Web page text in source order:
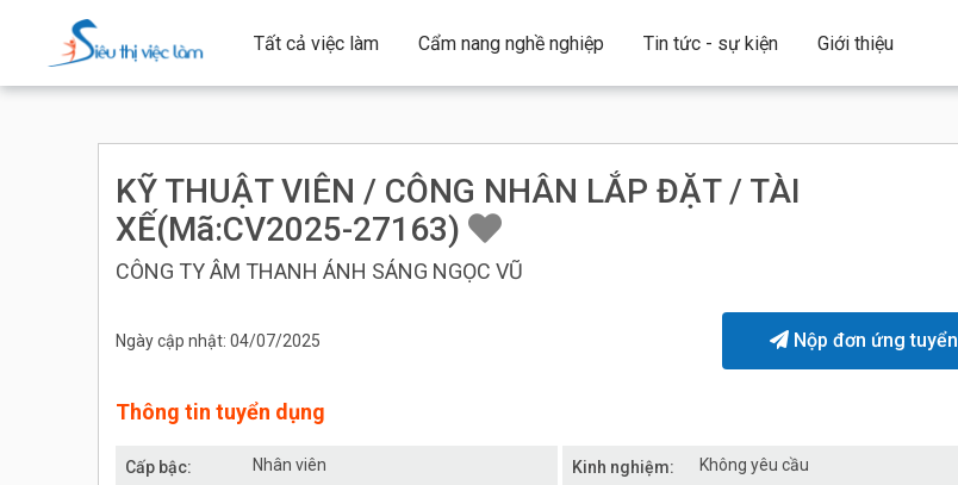
Tất cả việc làm Cẩm nang nghề nghiệp Tin tức - sự kiện Giới thiệu
KỸ THUẬT VIÊN / CÔNG NHÂN LẮP ĐẶT / TÀI
XẾ(Mã:CV2025-27163)
CÔNG TY ÂM THANH ÁNH SÁNG NGỌC VŨ
Ngày cập nhật: 04/07/2025 Nộp đơn ứng tuyển
Thông tin tuyển dụng
Cấp bậc: Nhân viên Kinh nghiệm: Không yêu cầu